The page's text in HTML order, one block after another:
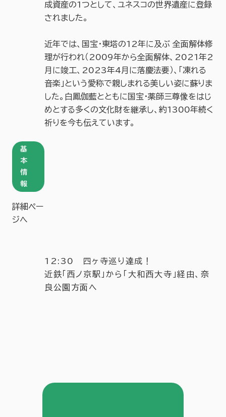
成資産の1つとして、ユネスコの世界遺産に登録
されました。
近年では、国宝・東塔の12年に及ぶ 全面解体修
理が行われ（2009年から全面解体、2021年2
月に竣工、2023年4月に落慶法要）、「凍れる
音楽」という愛称で親しまれる美しい姿に蘇りま
した。白鳳伽藍とともに国宝・薬師三尊像をはじ
めとする多くの文化財を継承し、約1300年続く
祈りを今も伝えています。
基
本
情
報
詳細ペー
ジへ
12:30 四ヶ寺巡り達成！
近鉄「西ノ京駅」から「大和西大寺」経由、奈
良公園方面へ